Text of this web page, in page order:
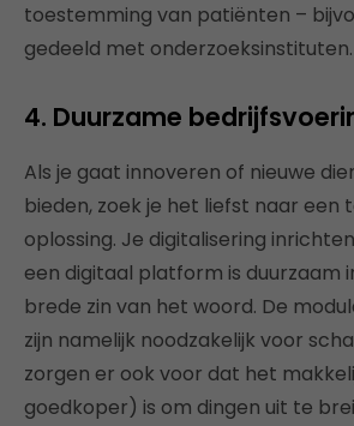
toestemming van patiënten –
gedeeld met onderzoeksinstituten.
4. Duurzame
Als je gaat innoveren of nieuwe
bieden, zoek je het liefst naar een
oplossing. Je digitalisering
een digitaal platform is duurzaam
brede zin van het woord. De
zijn namelijk noodzakelijk voor
zorgen er ook voor dat het
goedkoper) is om dingen uit te